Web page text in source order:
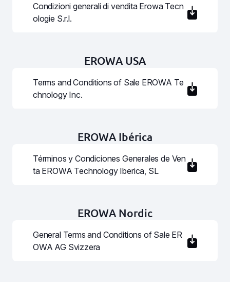
Condizioni generali di vendita Erowa Tecn
ologie S.r.l.
EROWA USA
Terms and Conditions of Sale EROWA Te
chnology Inc.
EROWA Ibérica
Términos y Condiciones Generales de Ven
ta EROWA Technology Iberica, SL
EROWA Nordic
General Terms and Conditions of Sale ER
OWA AG Svizzera